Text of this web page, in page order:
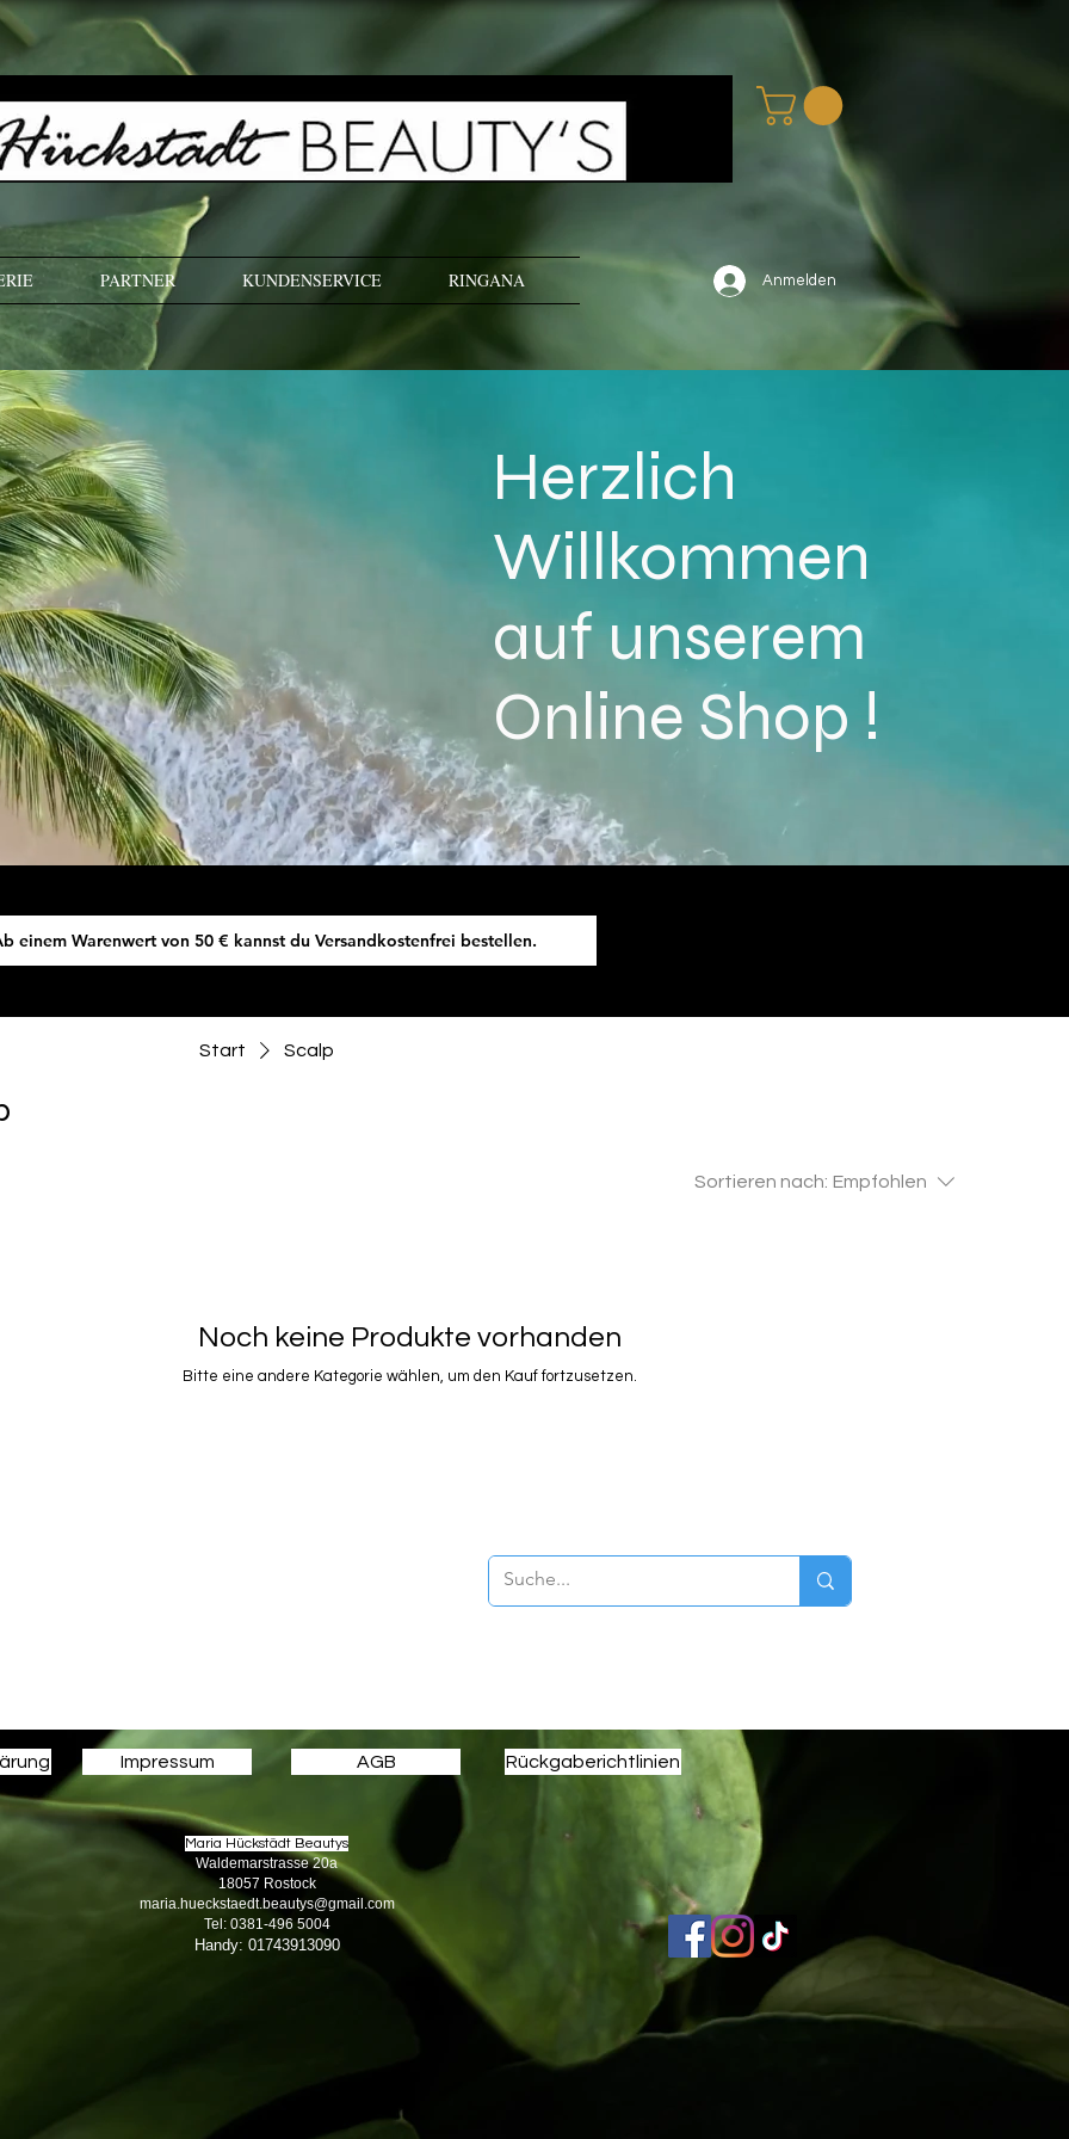
Anmelden
PARTNER KUNDENSERVICE RINGANA
Herzlich
Willkommen
auf unserem
Online Shop !
einem Warenwert von 50 € kannst du Versandkostenfrei bestellen.
Start Scalp
Sortieren nach: Empfohlen
Noch keine Produkte vorhanden
Bitte eine andere Kategorie wählen, um den Kauf fortzusetzen.
Impressum AGB Rückgaberichtlinien
Maria Hückstädt Beautys
Waldemarstrasse 20a
18057 Rostock
maria.hueckstaedt.beautys@gmail.com
Tel: 0381-496 5004
Handy: 01743913090